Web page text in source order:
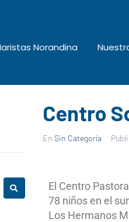
Norandina
Centro
En Sin Categoría
El Centro
78 niños en el
Los Hermanos